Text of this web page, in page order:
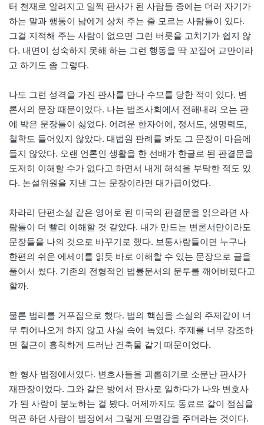
터 천재로 알려지고 일찍 판사가 된 사람들 중에는 더러 자기가
하는 말과 행동이 남에게 상처 주는 줄 모르는 사람들이 있다.
그걸 지적해 주는 사람이 없으면 그런 버릇을 고치기가 쉽지 않
다. 내면이 성숙하지 못해 하는 그런 행동을 딱 꼬집어 교만이라
고 하기도 좀 그렇다.
나도 그런 성격을 가진 판사를 만나 수모를 당한 적이 있다. 변
론서의 문장 때문이었다. 나는 법조사회에서 전해내려 오는 판
에 박은 문장들이 싫었다. 어려운 한자어에, 정서도, 생명력도,
철학도 들어있지 않았다. 대법원 판례를 봐도 그 문장이 마음에
들지 않았다. 오랜 언론인 생활을 한 선배가 한글로 된 판결문을
도저히 이해할 수가 없다고 하면서 내게 해석을 부탁한 적도 있
다. 논설위원을 지낸 그는 문장이라면 대가급이었다.
차라리 단편소설 같은 영어로 된 미국의 판결문을 읽으라면 사
람들이 더 빨리 이해할 것 같았다. 내가 만드는 변론서만이라도
문장들을 나의 것으로 바꾸기로 했다. 보통사람들이면 누구나
한편의 쉬운 에세이를 읽듯 바로 이해할 수 있는 문장으로 글을
풀어서 썼다. 기존의 전형적인 법률문서의 문투를 깨어버렸다고
할까.
물론 법리를 거푸집으로 했다. 법의 핵심을 소설의 주제같이 너
무 튀어나오게 하지 않고 사실 속에 녹였다. 주제를 너무 강조하
면 철근이 흉칙하게 드러난 건축물 같기 때문이었다.
한 형사 법정에서였다. 변호사들을 괴롭히기로 소문난 판사가
재판장이었다. 그와 같은 방에서 판사로 일하다가 나와 변호사
가 된 사람이 분노하는 걸 봤다. 어제까지도 동료로 같이 점심을
먹곤 하던 사람이 법정에서 그렇게 모멸감을 주더라는 것이다.